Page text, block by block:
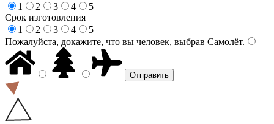
1
2 3 4
5
Срок изготовления
1
2 3 4
5
Пожалуйста, докажите, что вы человек, выбрав Самолёт.